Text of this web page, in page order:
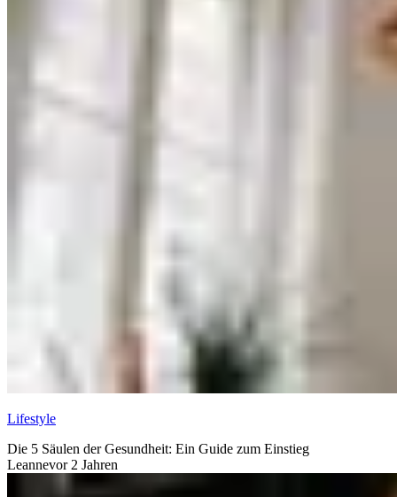
Lifestyle
Die 5 Säulen der Gesundheit: Ein Guide zum Einstieg
Leannevor 2 Jahren